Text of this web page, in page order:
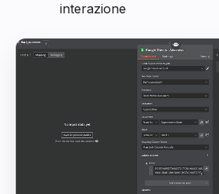
interazione